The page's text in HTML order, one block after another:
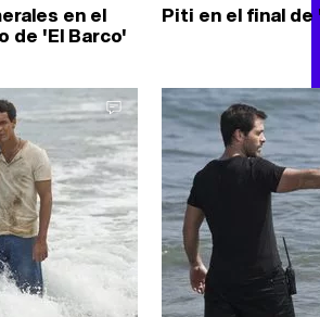
en el
de 'El Barco'
Piti en el final de